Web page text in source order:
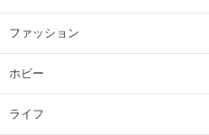
ファッション
ホビー
ライフ